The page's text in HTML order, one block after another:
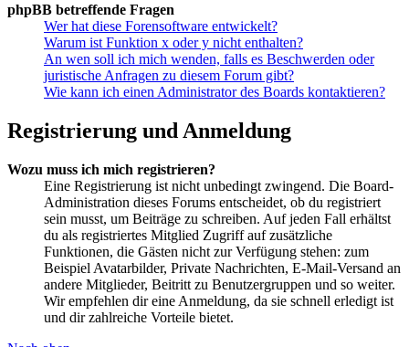
phpBB betreffende Fragen
Wer hat diese Forensoftware entwickelt?
Warum ist Funktion x oder y nicht enthalten?
An wen soll ich mich wenden, falls es Beschwerden oder
juristische Anfragen zu diesem Forum gibt?
Wie kann ich einen Administrator des Boards kontaktieren?
Registrierung und Anmeldung
Wozu muss ich mich registrieren?
Eine Registrierung ist nicht unbedingt zwingend. Die Board-
Administration dieses Forums entscheidet, ob du registriert
sein musst, um Beiträge zu schreiben. Auf jeden Fall erhältst
du als registriertes Mitglied Zugriff auf zusätzliche
Funktionen, die Gästen nicht zur Verfügung stehen: zum
Beispiel Avatarbilder, Private Nachrichten, E-Mail-Versand an
andere Mitglieder, Beitritt zu Benutzergruppen und so weiter.
Wir empfehlen dir eine Anmeldung, da sie schnell erledigt ist
und dir zahlreiche Vorteile bietet.